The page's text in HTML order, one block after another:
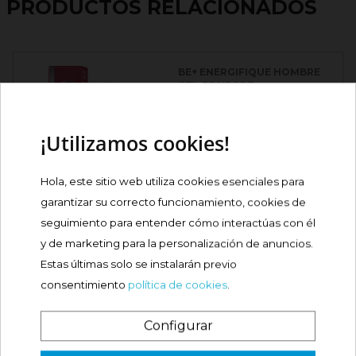
PRODUCTOS RELACIONADOS
GEL CONFORT...
C+ HIDRATANTE...
Precio
20,95 €
¿Es tu primera vez? ¡SORPRESA!
¡Utilizamos cookies!
Hola, este sitio web utiliza cookies esenciales para
garantizar su correcto funcionamiento, cookies de
seguimiento para entender cómo interactúas con él
y de marketing para la personalización de anuncios.
Estas últimas solo se instalarán previo
consentimiento política de cookies
Configurar